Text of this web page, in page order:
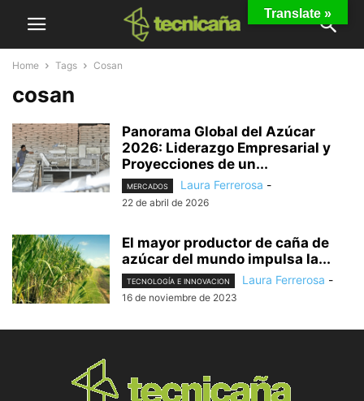
Home Tags Cosan
cosan
Panorama Global del Azúcar
2026: Liderazgo Empresarial y
Proyecciones de un...
MERCADOS Laura Ferrerosa -
22 de abril de 2026
El mayor productor de caña de
azúcar del mundo impulsa la...
TECNOLOGÍA E INNOVACION Laura Ferrerosa -
16 de noviembre de 2023
Translate »